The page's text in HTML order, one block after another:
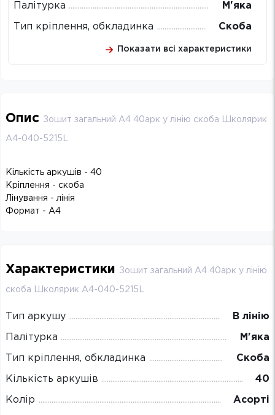
Палітурка М'яка
Тип кріплення, обкладинка Скоба
Показати всі характеристики
Опис Зошит загальний А4 40арк у лінію скоба Школярик
A4-040-5215L
Кількість аркушів - 40
Кріплення - скоба
Лінування - лінія
Формат - A4
Характеристики Зошит загальний А4 40арк у лінію
скоба Школярик A4-040-5215L
Тип аркушу В лінію
Палітурка М'яка
Тип кріплення, обкладинка Скоба
Кількість аркушів 40
Колір Асорті